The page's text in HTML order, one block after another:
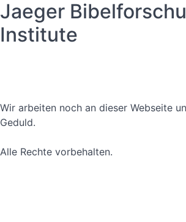
Jaeger
Institute
Wir arbeiten noch an dieser Webseite
Geduld.
Alle Rechte vorbehalten.